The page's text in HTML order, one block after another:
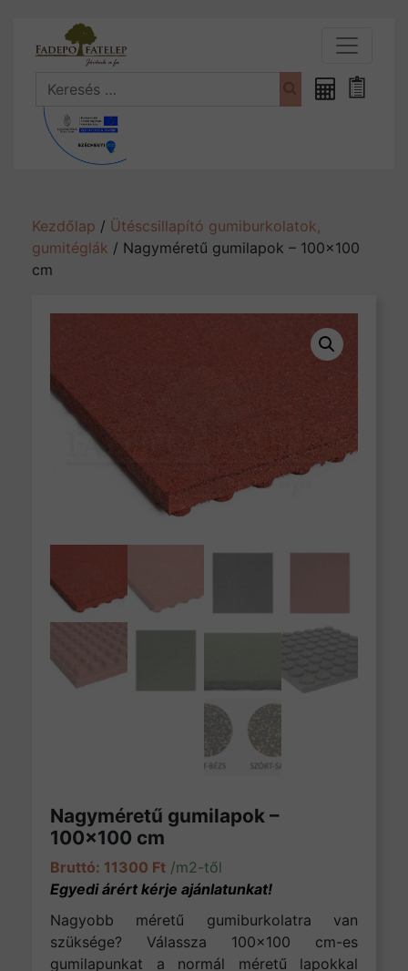
Search
Fűrészáru
Kezdőlap / Ütéscsillapító gumiburkolatok,
gumitéglák / Nagyméretű gumilapok – 100×100
cm
Nagyméretű gumilapok –
100×100 cm
11300 Ft /m2-től
Nagyobb méretű gumiburkolatra van
szüksége? Válassza 100×100 cm-es
gumilapunkat a normál méretű lapokkal